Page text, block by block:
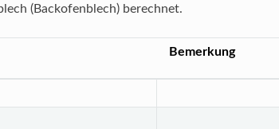
(Backofenblech) berechnet.
Bemerkung